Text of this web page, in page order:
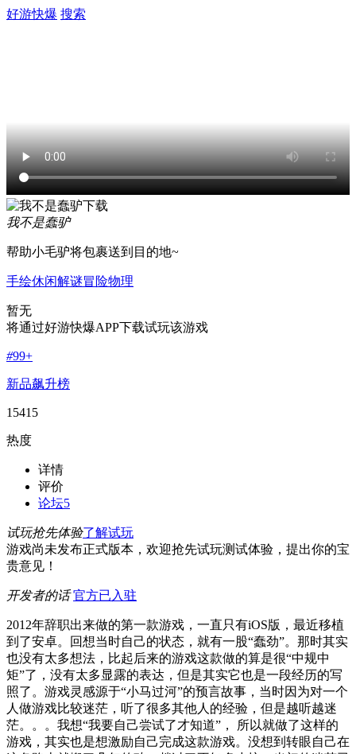
好游快爆 搜索
我不是蠢驴
帮助小毛驴将包裹送到目的地~
手绘休闲解谜冒险物理
暂无
将通过好游快爆APP下载试玩该游戏
#99+
新品飙升榜
15415
热度
详情
评价
论坛5
试玩抢先体验了解试玩
游戏尚未发布正式版本，欢迎抢先试玩测试体验，提出你的宝
贵意见！
开发者的话 官方已入驻
2012年辞职出来做的第一款游戏，一直只有iOS版，最近移植
到了安卓。回想当时自己的状态，就有一股“蠢劲”。那时其实
也没有太多想法，比起后来的游戏这款做的算是很“中规中
矩”了，没有太多显露的表达，但是其实它也是一段经历的写
照了。游戏灵感源于“小马过河”的预言故事，当时因为对一个
人做游戏比较迷茫，听了很多其他人的经验，但是越听越迷
茫。。。我想“我要自己尝试了才知道”， 所以就做了这样的
游戏，其实也是想激励自己完成这款游戏。没想到转眼自己在